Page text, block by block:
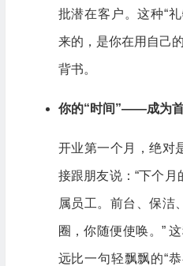
批潜在客户。这种“
来的，是你在用自己
背书。
你的“时间”——成为首
开业第一个月，绝对
接跟朋友说：“下个
属员工。前台、保洁
圈，你随便使唤。”
远比一句轻飘飘的“